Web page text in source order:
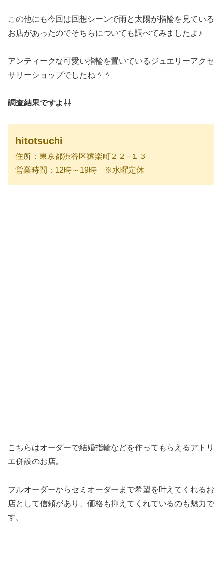
この他にも今回は回想シーンで雨と太陽が指輪を見ている
お店があったのでそちらについても調べてみましたよ♪
アンティークな可愛い指輪を置いているジュエリーアクセ
サリーショップでしたね＾＾
調査結果ですよ⇩⇩
hitotsuchi
住所：東京都渋谷区猿楽町２２−１３
営業時間：12時～19時 ※水曜定休
こちらはオーダーで結婚指輪などを作ってもらえるアトリ
エ併設のお店。
フルオーダーからセミオーダーまで希望を叶えてくれるお
店として信頼があり、価格も抑えてくれているのも魅力で
す。